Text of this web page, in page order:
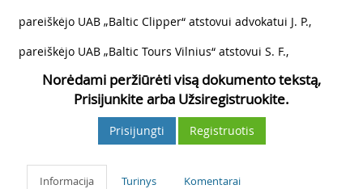
pareiškėjo UAB „Baltic Clipper“ atstovui advokatui J. P.,
pareiškėjo UAB „Baltic Tours Vilnius“ atstovui S. F.,
Norėdami peržiūrėti visą dokumento tekstą,
Prisijunkite arba Užsiregistruokite.
Prisijungti Registruotis
Informacija Turinys Komentarai